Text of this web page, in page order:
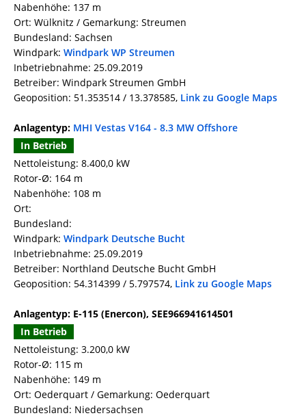
Nabenhöhe: 137 m
Ort: Wülknitz / Gemarkung: Streumen
Bundesland: Sachsen
Windpark: Windpark WP Streumen
Inbetriebnahme: 25.09.2019
Betreiber: Windpark Streumen GmbH
Geoposition: 51.353514 / 13.378585, Link zu Google Maps
Anlagentyp: MHI Vestas V164 - 8.3 MW Offshore
In Betrieb
Nettoleistung: 8.400,0 kW
Rotor-Ø: 164 m
Nabenhöhe: 108 m
Ort:
Bundesland:
Windpark: Windpark Deutsche Bucht
Inbetriebnahme: 25.09.2019
Betreiber: Northland Deutsche Bucht GmbH
Geoposition: 54.314399 / 5.797574, Link zu Google Maps
Anlagentyp: E-115 (Enercon), SEE966941614501
In Betrieb
Nettoleistung: 3.200,0 kW
Rotor-Ø: 115 m
Nabenhöhe: 149 m
Ort: Oederquart / Gemarkung: Oederquart
Bundesland: Niedersachsen